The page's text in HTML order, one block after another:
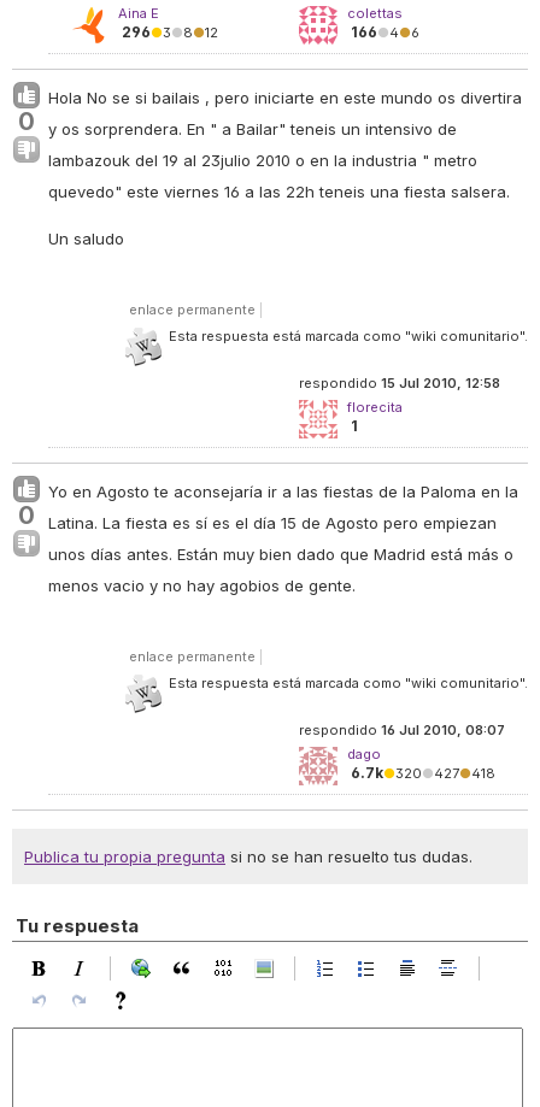
colettas
166●4●6
Aina E
296●3●8●12
0
Hola No se si bailais , pero iniciarte en este mundo os divertira
y os sorprendera. En " a Bailar" teneis un intensivo de
lambazouk del 19 al 23julio 2010 o en la industria " metro
quevedo" este viernes 16 a las 22h teneis una fiesta salsera.
Un saludo
enlace permanente
Esta respuesta está marcada como "wiki comunitario".
respondido 15 Jul 2010, 12:58
florecita
1
0
Yo en Agosto te aconsejaría ir a las fiestas de la Paloma en la
Latina. La fiesta es sí es el día 15 de Agosto pero empiezan
unos días antes. Están muy bien dado que Madrid está más o
menos vacio y no hay agobios de gente.
enlace permanente
Esta respuesta está marcada como "wiki comunitario".
respondido 16 Jul 2010, 08:07
dago
6.7k●320●427●418
Publica tu propia pregunta si no se han resuelto tus dudas.
Tu respuesta